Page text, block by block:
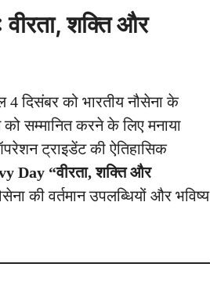
वीरता, शक्ति और
4 दिसंबर को भारतीय नौसेना के
सम्मानित करने के लिए मनाया
ट्राइडेंट की ऐतिहासिक
Day “वीरता, शक्ति और
की वर्तमान उपलब्धियों और भविष्य